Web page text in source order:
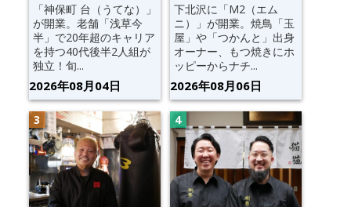
「神保町 台（うてな）」
が開業。老舗「浅草今
半」で20年超のキャリア
を持つ40代後半2人組が
独立！旬...
2026年08月04日
下北沢に「M2（エム
ニ）」が開業。焼鳥「玉
屋」や「つかんと」出身
オーナー、もつ焼きにホ
ッピーからナチ...
2026年08月06日